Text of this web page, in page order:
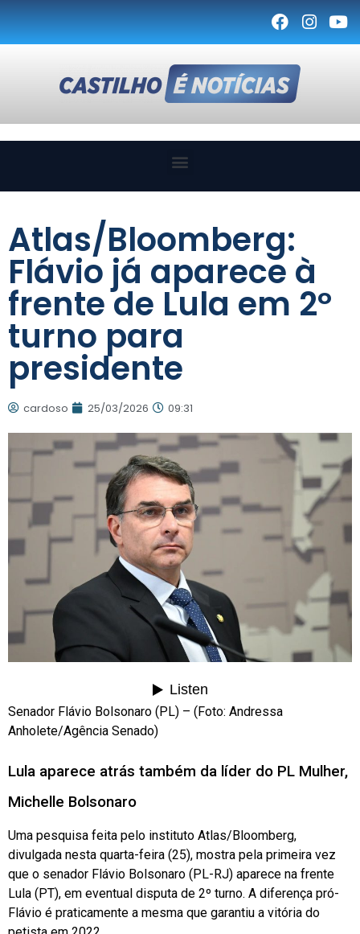
Atlas/Bloomberg:
Flávio já aparece à
frente de Lula em 2º
turno para
presidente
cardoso 25/03/2026 09:31
Senador Flávio Bolsonaro (PL) – (Foto: Andressa
Anholete/Agência Senado)
Lula aparece atrás também da líder do PL Mulher,
Michelle Bolsonaro
Uma pesquisa feita pelo instituto Atlas/Bloomberg,
divulgada nesta quarta-feira (25), mostra pela primeira vez
que o senador Flávio Bolsonaro (PL-RJ) aparece na frente
Lula (PT), em eventual disputa de 2º turno. A diferença pró-
Flávio é praticamente a mesma que garantiu a vitória do